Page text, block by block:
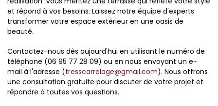
et répond à vos besoins. Laissez notre équipe d'experts
transformer votre espace extérieur en une oasis de
beauté.
Contactez-nous dès aujourd'hui en utilisant le numéro de
téléphone (06 95 77 28 09) ou en nous envoyant un e-
mail à l'adresse (tresscarrelage@gmail.com). Nous offrons
une consultation gratuite pour discuter de votre projet et
répondre à toutes vos questions.